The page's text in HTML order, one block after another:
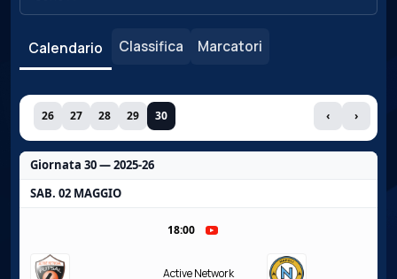
Calendario Classifica Marcatori
26 27 28 29 30 ‹ ›
Giornata 30 — 2025-26
SAB. 02 MAGGIO
18:00
Active Network